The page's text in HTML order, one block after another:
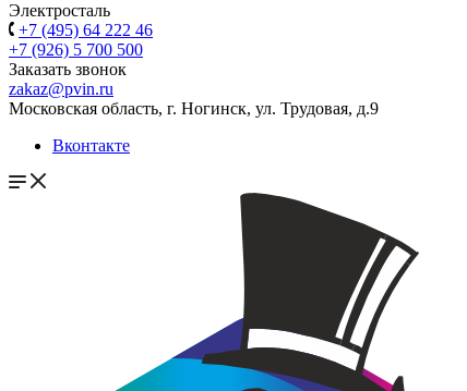
Электросталь
+7 (495) 64 222 46
+7 (926) 5 700 500
Заказать звонок
zakaz@pvin.ru
Московская область, г. Ногинск, ул. Трудовая, д.9
Вконтакте